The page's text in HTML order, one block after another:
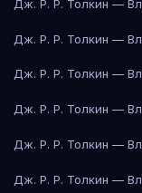
Дж. Р. Р. Толкин —
Дж. Р. Р. Толкин —
Дж. Р. Р. Толкин —
Дж. Р. Р. Толкин —
Дж. Р. Р. Толкин —
Дж. Р. Р. Толкин —